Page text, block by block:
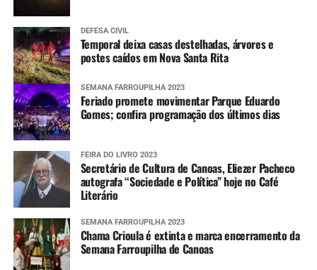
DEFESA CIVIL
Temporal deixa casas destelhadas, árvores e
postes caídos em Nova Santa Rita
SEMANA FARROUPILHA 2023
Feriado promete movimentar Parque Eduardo
Gomes; confira programação dos últimos dias
FEIRA DO LIVRO 2023
Secretário de Cultura de Canoas, Eliezer Pacheco
autografa “Sociedade e Política” hoje no Café
Literário
SEMANA FARROUPILHA 2023
Chama Crioula é extinta e marca encerramento da
Semana Farroupilha de Canoas